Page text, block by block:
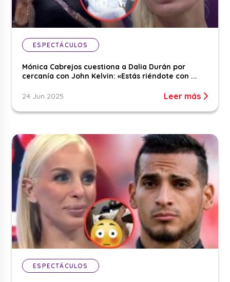
ESPECTÁCULOS
Mónica Cabrejos cuestiona a Dalia Durán por
cercanía con John Kelvin: «Estás riéndote con ...
24 Jun 2025 Leer más
ESPECTÁCULOS